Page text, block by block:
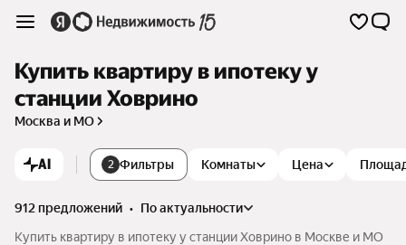
Купить квартиру в ипотеку у
станции Ховрино
Москва и МО
AI 2 Фильтры Комнаты Цена
912 предложений •
по актуальности
Купить квартиру в ипотеку у станции Ховрино в Москве и МО